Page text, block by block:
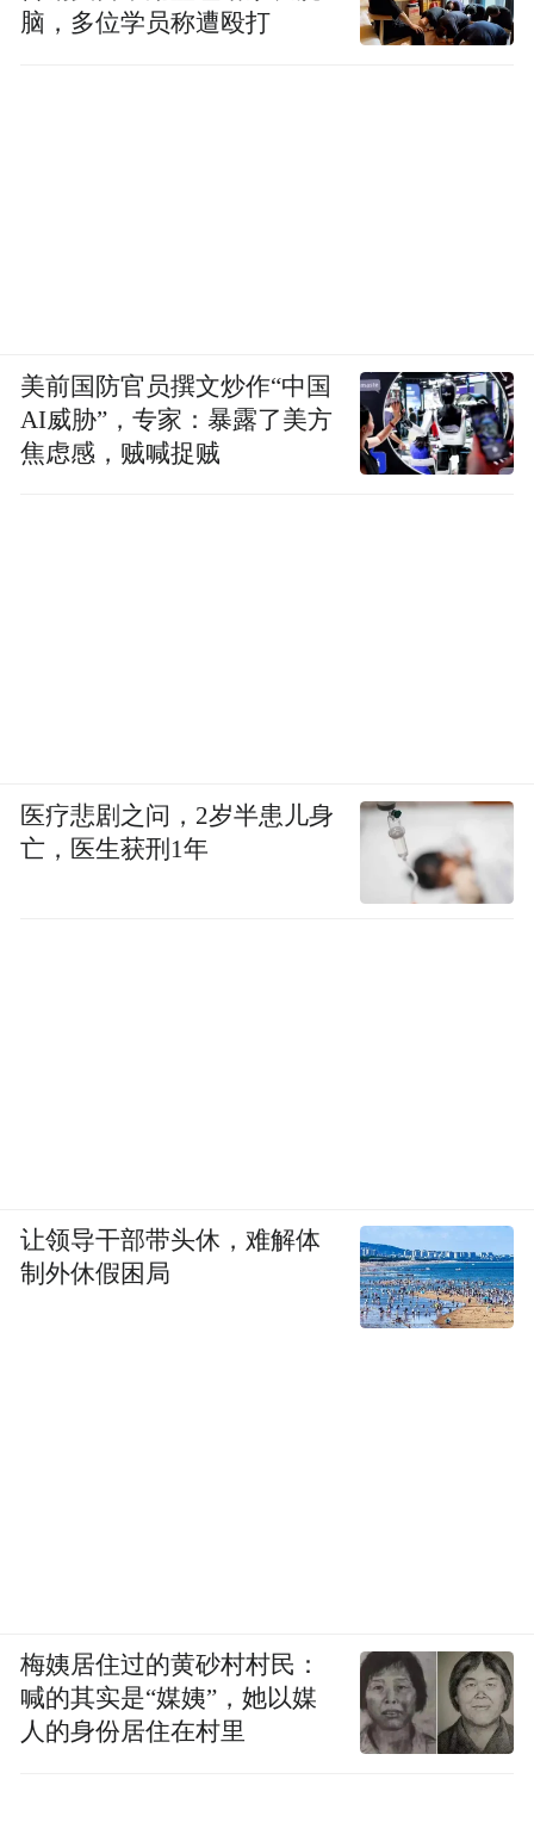
脑，多位学员称遭殴打
美前国防官员撰文炒作“中国
AI威胁”，专家：暴露了美方
焦虑感，贼喊捉贼
医疗悲剧之问，2岁半患儿身
亡，医生获刑1年
让领导干部带头休，难解体
制外休假困局
梅姨居住过的黄砂村村民：
喊的其实是“媒姨”，她以媒
人的身份居住在村里